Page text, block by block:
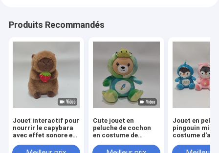
Produits Recommandés
Jouet interactif pour
nourrir le capybara
avec effet sonore et
Cute jouet en
peluche de cochon
en costume de
Jouet en
pingouin
costume